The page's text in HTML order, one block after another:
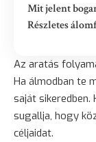
Mit jelent
Részletes
Az aratás
Ha álmodban te
saját
sugallja, hogy
céljaidat.